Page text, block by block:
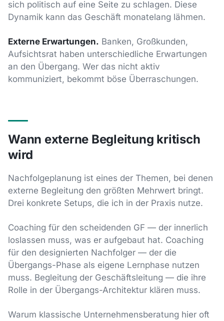
sich politisch auf eine Seite zu schlagen. Diese
Dynamik kann das Geschäft monatelang lähmen.
Externe Erwartungen. Banken, Großkunden,
Aufsichtsrat haben unterschiedliche Erwartungen
an den Übergang. Wer das nicht aktiv
kommuniziert, bekommt böse Überraschungen.
Wann externe Begleitung kritisch
wird
Nachfolgeplanung ist eines der Themen, bei denen
externe Begleitung den größten Mehrwert bringt.
Drei konkrete Setups, die ich in der Praxis nutze.
Coaching für den scheidenden GF — der innerlich
loslassen muss, was er aufgebaut hat. Coaching
für den designierten Nachfolger — der die
Übergangs-Phase als eigene Lernphase nutzen
muss. Begleitung der Geschäftsleitung — die ihre
Rolle in der Übergangs-Architektur klären muss.
Warum klassische Unternehmensberatung hier oft